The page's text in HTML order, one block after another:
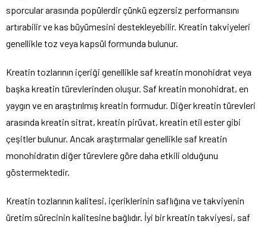
sporcular arasında popülerdir çünkü egzersiz performansını
artırabilir ve kas büyümesini destekleyebilir. Kreatin takviyeleri
genellikle toz veya kapsül formunda bulunur.
Kreatin tozlarının içeriği genellikle saf kreatin monohidrat veya
başka kreatin türevlerinden oluşur. Saf kreatin monohidrat, en
yaygın ve en araştırılmış kreatin formudur. Diğer kreatin türevleri
arasında kreatin sitrat, kreatin pirüvat, kreatin etil ester gibi
çeşitler bulunur. Ancak araştırmalar genellikle saf kreatin
monohidratın diğer türevlere göre daha etkili olduğunu
göstermektedir.
Kreatin tozlarının kalitesi, içeriklerinin saflığına ve takviyenin
üretim sürecinin kalitesine bağlıdır. İyi bir kreatin takviyesi, saf